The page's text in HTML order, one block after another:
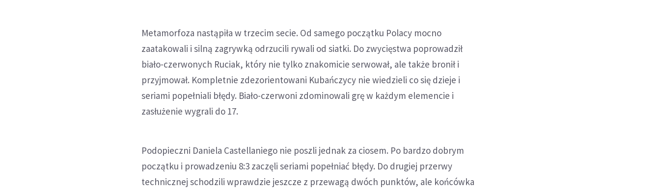
Metamorfoza nastąpiła w trzecim secie. Od samego początku Polacy mocno
zaatakowali i silną zagrywką odrzucili rywali od siatki. Do zwycięstwa poprowadził
biało-czerwonych Ruciak, który nie tylko znakomicie serwował, ale także bronił i
przyjmował. Kompletnie zdezorientowani Kubańczycy nie wiedzieli co się dzieje i
seriami popełniali błędy. Biało-czerwoni zdominowali grę w każdym elemencie i
zasłużenie wygrali do 17.
Podopieczni Daniela Castellaniego nie poszli jednak za ciosem. Po bardzo dobrym
początku i prowadzeniu 8:3 zaczęli seriami popełniać błędy. Do drugiej przerwy
technicznej schodzili wprawdzie jeszcze z przewagą dwóch punktów, ale końcówka